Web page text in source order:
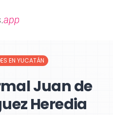
EN YUCATÁN
Juan de
Heredia